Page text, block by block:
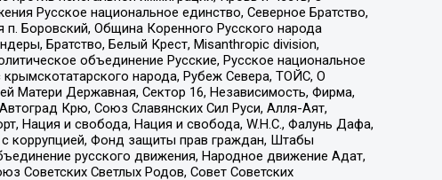
Русское национальное единство, Северное Братство,
Боровский, Община Коренного Русского народа
Братство, Белый Крест, Misanthropic division,
объединение Русские, Русское национальное
народа, Рубеж Севера, ТОЙС, О
Матери Державная, Сектор 16, Независимость, Фирма,
Крю, Союз Славянских Сил Руси, Алля-Аят,
Нация и свобода, Нация и свобода, W.H.С., Фалунь Дафа,
коррупцией, Фонд защиты прав граждан, Штабы
русского движения, Народное движение Адат,
Советских Светлых Родов, Совет Советских